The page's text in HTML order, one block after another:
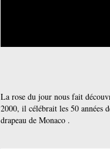
La rose du jour nous fait
2000, il célébrait les 50 années
drapeau de Monaco .